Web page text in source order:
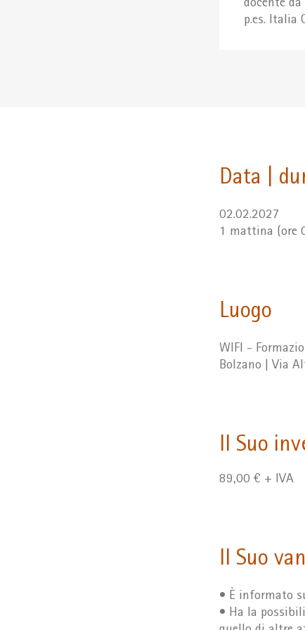
docente
p.es. Italia
Data |
02.02.2027
1 mattina (ore
Luogo
WIFI -
Bolzano | Via
Il Suo
89,00 € + IVA
Il Suo
• È informato
• Ha la